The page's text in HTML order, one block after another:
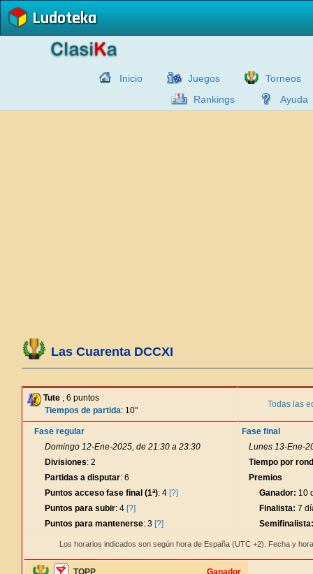
Ludoteka
Inicio Juegos
Torneos
Rankings
Ayuda
Las Cuarenta DCCXI
Tute , 6 puntos
Tiempos de partida: 10"
Todas las
Fase regular
Domingo 12-Ene-2025, de 21:30 a 23:30
Divisiones: 2
Partidas a disputar: 6
Puntos acceso fase final (1ª): 4 [?]
Puntos para subir: 4 [?]
Puntos para mantenerse: 3 [?]
Fase final
Lunes 13-Ene-
Tiempo por
Premios
Ganador: 10
Finalista: 7
Semifinalista:
Los horarios indicados son según hora de España (UTC +2). Fecha y
TOPP Ganador